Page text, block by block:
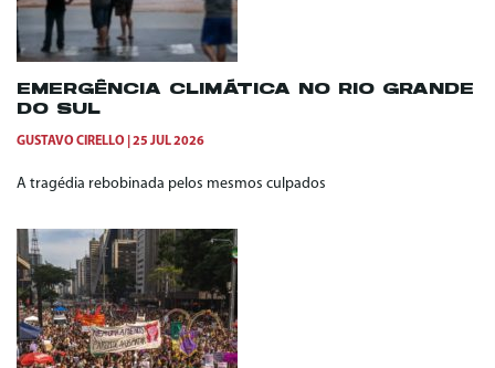
EMERGÊNCIA CLIMÁTICA NO RIO GRANDE
DO SUL
GUSTAVO CIRELLO 25 JUL 2026
A tragédia rebobinada pelos mesmos culpados